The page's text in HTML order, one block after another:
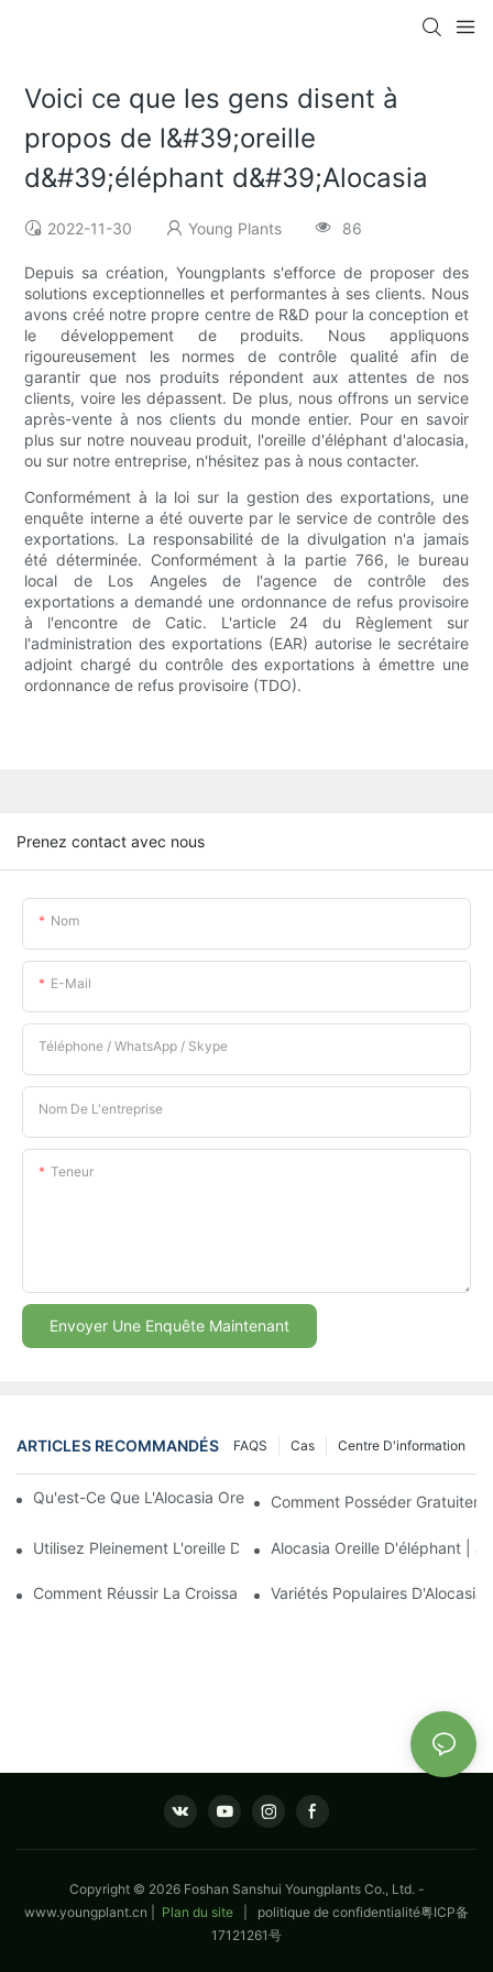
Voici ce que les gens disent à
propos de l&#39;oreille
d&#39;éléphant d&#39;Alocasia
2022-11-30 Young Plants 86
Depuis sa création, Youngplants s'efforce de proposer des
solutions exceptionnelles et performantes à ses clients. Nous
avons créé notre propre centre de R&D pour la conception et
le développement de produits. Nous appliquons
rigoureusement les normes de contrôle qualité afin de
garantir que nos produits répondent aux attentes de nos
clients, voire les dépassent. De plus, nous offrons un service
après-vente à nos clients du monde entier. Pour en savoir
plus sur notre nouveau produit, l'oreille d'éléphant d'alocasia,
ou sur notre entreprise, n'hésitez pas à nous contacter.
Conformément à la loi sur la gestion des exportations, une
enquête interne a été ouverte par le service de contrôle des
exportations. La responsabilité de la divulgation n'a jamais
été déterminée. Conformément à la partie 766, le bureau
local de Los Angeles de l'agence de contrôle des
exportations a demandé une ordonnance de refus provisoire
à l'encontre de Catic. L'article 24 du Règlement sur
l'administration des exportations (EAR) autorise le secrétaire
adjoint chargé du contrôle des exportations à émettre une
ordonnance de refus provisoire (TDO).
Prenez contact avec nous
Nom
E-Mail
Téléphone / WhatsApp / Skype
Nom De L'entreprise
Teneur
Envoyer Une Enquête Maintenant
ARTICLES RECOMMANDÉS Centre D'information
Cas
FAQS
Qu'est-Ce Que L'Alocasia Oreille D'éléphant ? | Jeunes Plants
Comment Posséder
Utilisez Pleinement L'oreille D'éléphant D'Alocasia Pour
Alocasia Oreille D'éléphant |
Comment Réussir La Croissance De Jeunes Plants D'Aglaonema
Variétés Populaires
Copyright © 2026 Foshan Sanshui Youngplants Co., Ltd. -
www.youngplant.cn
Plan du site politique de confidentialité粤ICP备
17121261号